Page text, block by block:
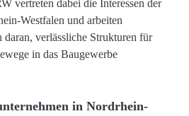
vertreten dabei die Interessen der
Westfalen und arbeiten
daran, verlässliche Strukturen für
in das Baugewerbe
in Nordrhein-